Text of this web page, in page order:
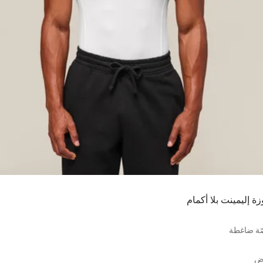
إليمينت بلا أكمام
ضاغطة